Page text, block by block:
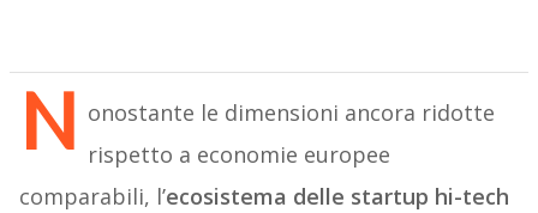
N onostante le dimensioni ancora ridotte
rispetto a economie europee
comparabili, l’ecosistema delle startup hi-tech